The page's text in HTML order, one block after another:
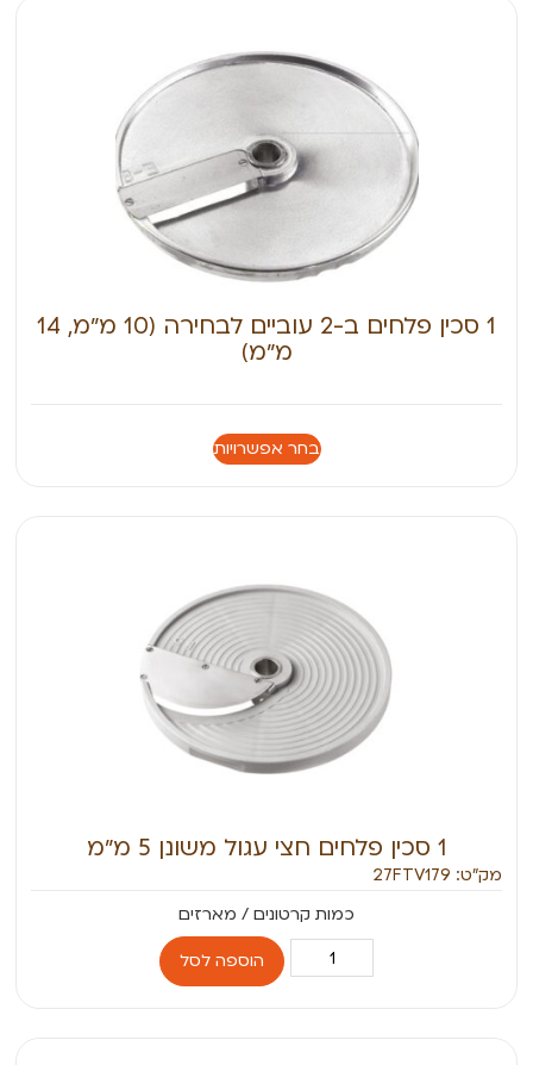
1 סכין פלחים ב-2 עוביים לבחירה (10 מ״מ, 14
מ״מ)
בחר אפשרויות
1 סכין פלחים חצי עגול משונן 5 מ״מ
מק״ט: 27FTV179
הוספה לסל